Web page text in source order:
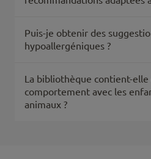
Puis-je obtenir des
hypoallergéniques ?
La bibliothèque contient-elle
comportement avec les
animaux ?